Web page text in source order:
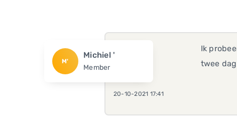
M'
Michiel '
Member
20-10-2021 17:41
Ik
twee